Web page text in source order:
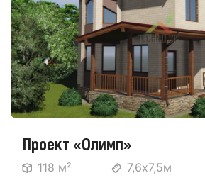
Проект «Олимп»
118 м² 7,6х7,5м